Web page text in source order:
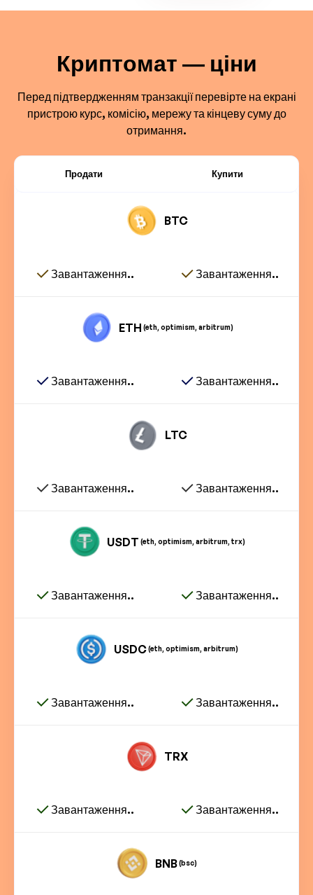
Криптомат — ціни
Перед підтвердженням транзакції перевірте на екрані
пристрою курс, комісію, мережу та кінцеву суму до
отримання.
Продати Купити
BTC
Завантаження.. Завантаження..
ETH (eth, optimism, arbitrum)
Завантаження.. Завантаження..
LTC
Завантаження.. Завантаження..
USDT (eth, optimism, arbitrum, trx)
Завантаження.. Завантаження..
USDC(eth, optimism, arbitrum)
Завантаження.. Завантаження..
TRX
Завантаження.. Завантаження..
BNB(bsc)